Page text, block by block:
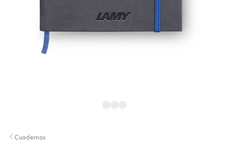
Complementos y recambios
Recambios
Cuadernos